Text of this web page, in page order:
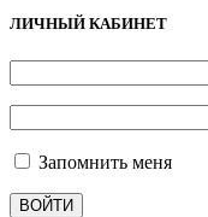
ЛИЧНЫЙ КАБИНЕТ
Запомнить меня
ВОЙТИ